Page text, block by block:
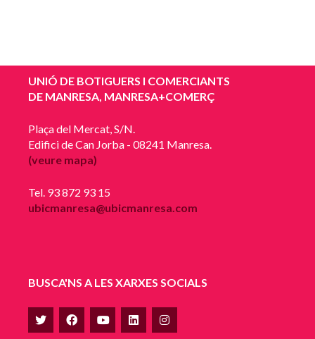
UNIÓ DE BOTIGUERS I COMERCIANTS
DE MANRESA, MANRESA+COMERÇ
Plaça del Mercat, S/N.
Edifici de Can Jorba - 08241 Manresa.
(veure mapa)
Tel. 93 872 93 15
ubicmanresa@ubicmanresa.com
BUSCA'NS A LES XARXES SOCIALS